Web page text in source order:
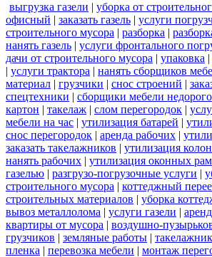
выгрузка газели | уборка от
офисный | заказать газель | услуги
строительного мусора | разборка |
нанять газель | услуги фронтального
дачи от строительного мусора | упаковка |
| услуги трактора | нанять сборщиков
материал | грузчики | снос строений |
спецтехники | сборщики мебели недорого
картон | такелаж | слом перегородок |
мебели на час | утилизация батарей |
снос перегородок | аренда рабочих |
заказать такелажников | утилизация
нанять рабочих | утилизация оконных рам
газелью | разгрузо-погрузочные услуги |
строительного мусора | коттеджный
строительных материалов | уборка
вывоз металлолома | услуги газели |
квартиры от мусора | воздушно-
грузчиков | земляные работы |
пленка | перевозка мебели | монтаж